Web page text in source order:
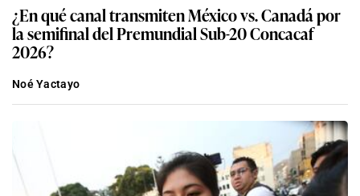
¿En qué canal transmiten México vs. Canadá por
la semifinal del Premundial Sub-20 Concacaf
2026?
Noé Yactayo